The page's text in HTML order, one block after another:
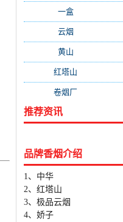
一盒(176)
云烟
黄山
红塔山
卷烟厂
推荐资讯
品牌香烟介绍
1、中华
2、红塔山
3、极品云烟
4、娇子